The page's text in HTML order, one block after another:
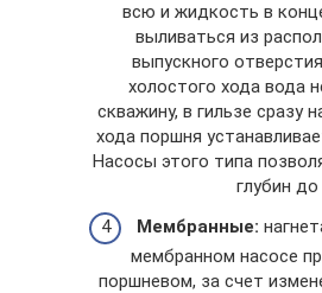
всю и жидкость в
выливаться из
выпускного
холостого хода вода
скважину, в гильзе сразу
хода поршня
Насосы этого типа
глубин
Мембранные:
мембранном насосе
поршневом, за счет